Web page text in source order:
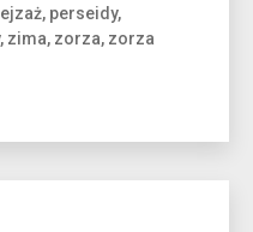
, perseidy,
, zima, zorza, zorza